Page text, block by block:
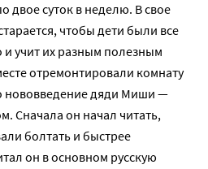
двое суток в неделю. В свое
чтобы дети были все
и учит их разным полезным
отремонтировали комнату
нововведение дяди Миши —
Сначала он начал читать,
болтать и быстрее
он в основном русскую